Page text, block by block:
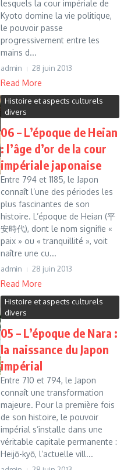
lesquels la cour impériale de
Kyoto domine la vie politique,
le pouvoir passe
progressivement entre les
mains d...
admin 28 juin 2013
Read More
Histoire et aspects culturels
divers
06 – L’époque de Heian
: l’âge d’or de la cour
impériale japonaise
Entre 794 et 1185, le Japon
connaît l’une des périodes les
plus fascinantes de son
histoire. L’époque de Heian (平
安時代), dont le nom signifie «
paix » ou « tranquillité », voit
naître une cu...
admin 28 juin 2013
Read More
Histoire et aspects culturels
divers
05 – L’époque de Nara :
la naissance du Japon
impérial
Entre 710 et 794, le Japon
connaît une transformation
majeure. Pour la première fois
de son histoire, le pouvoir
impérial s’installe dans une
véritable capitale permanente :
Heijō-kyō, l’actuelle vill...